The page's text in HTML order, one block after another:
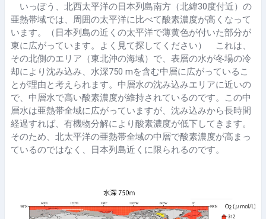
いっぽう、北西太平洋の日本列島南方（北緯30度付近）の
亜熱帯域では、周囲の太平洋に比べて酸素濃度が高くなって
います。（日本列島の近くの太平洋で薄黄色が付いた部分が
東に広がっています。よく見て探してください） これは、
その北側のエリア（東北沖の海域）で、表層の水が冬場の冷
却により沈み込み、水深750 mを含む中層に広がっているこ
とが理由と考えられます。中層水の沈み込みエリアに近いの
で、中層水で高い酸素濃度が維持されているのです。この中
層水は亜熱帯全域に広がっていますが、沈み込みから長時間
経過すれば、有機物分解により酸素濃度が低下してきます。
そのため、北太平洋の亜熱帯全域の中層で酸素濃度が高まっ
ているのではなく、日本列島近くに限られるのです。